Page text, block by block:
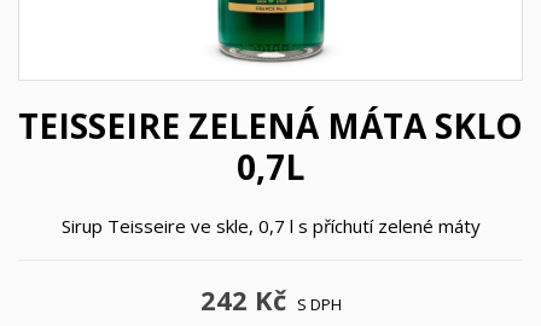
TEISSEIRE ZELENÁ MÁTA SKLO
0,7L
Sirup Teisseire ve skle, 0,7 l s příchutí zelené máty
242 Kč S DPH